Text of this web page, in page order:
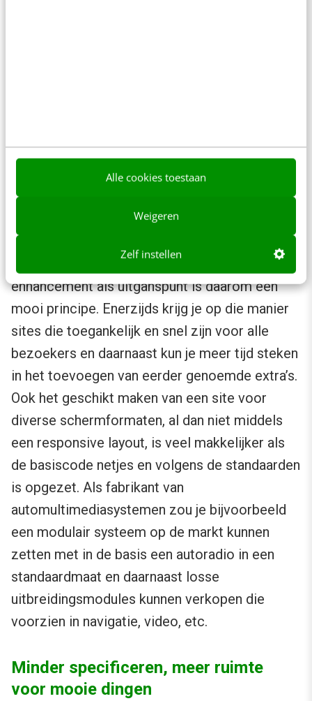
Alle cookies toestaan
Weigeren
Zelf instellen
op. Denk maar even terug aan de auto.
Progressive enhancement als
enhancement als uitganspunt is daarom een
mooi principe. Enerzijds krijg je op die manier
sites die toegankelijk en snel zijn voor alle
bezoekers en daarnaast kun je meer tijd steken
in het toevoegen van eerder genoemde extra’s.
Ook het geschikt maken van een site voor
diverse schermformaten, al dan niet middels
een responsive layout, is veel makkelijker als
de basiscode netjes en volgens de standaarden
is opgezet. Als fabrikant van
automultimediasystemen zou je bijvoorbeeld
een modulair systeem op de markt kunnen
zetten met in de basis een autoradio in een
standaardmaat en daarnaast losse
uitbreidingsmodules kunnen verkopen die
voorzien in navigatie, video, etc.
Minder specificeren, meer ruimte
voor mooie dingen